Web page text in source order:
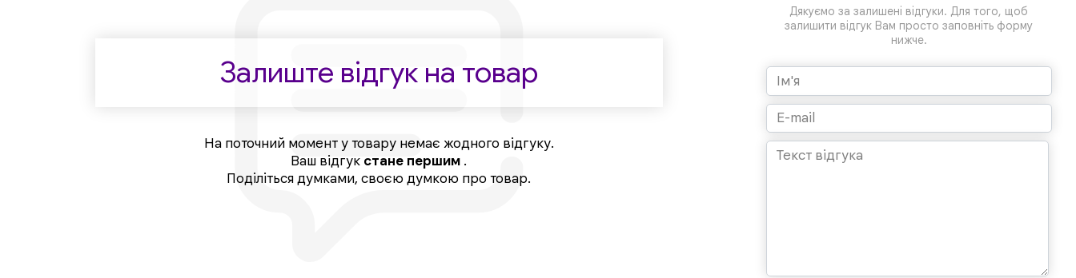
Залиште відгук на товар
На поточний момент у товару немає жодного відгуку.
Ваш відгук стане першим .
Поділіться думками, своєю думкою про товар.
Дякуємо за залишені відгуки. Для того, щоб
залишити відгук Вам просто заповніть форму
нижче.